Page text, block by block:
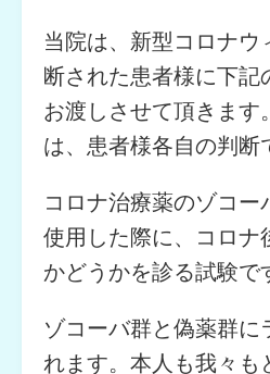
当院は、新型コロナウ
断された患者様に下記
お渡しさせて頂きます
は、患者様各自の判断
コロナ治療薬のゾコー
使用した際に、コロナ
かどうかを診る試験で
ゾコーバ群と偽薬群に
れます。本人も我々も